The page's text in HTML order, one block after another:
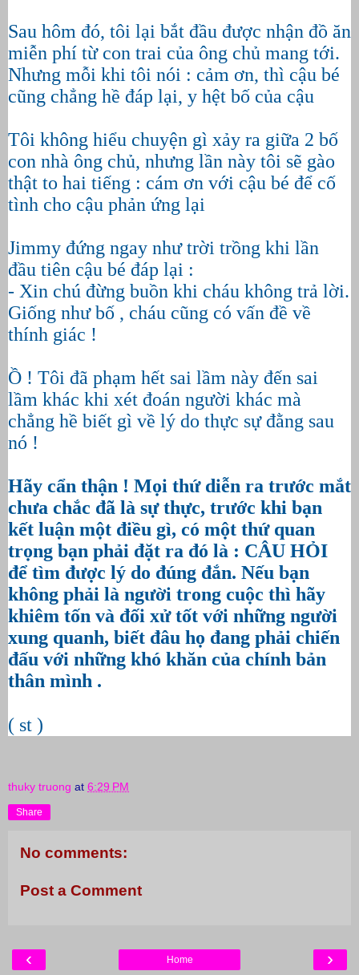
Sau hôm đó, tôi lại bắt đầu được nhận đồ ăn
miễn phí từ con trai của ông chủ mang tới.
Nhưng mỗi khi tôi nói : cảm ơn, thì cậu bé
cũng chẳng hề đáp lại, y hệt bố của cậu
Tôi không hiểu chuyện gì xảy ra giữa 2 bố
con nhà ông chủ, nhưng lần này tôi sẽ gào
thật to hai tiếng : cám ơn với cậu bé để cố
tình cho cậu phản ứng lại
Jimmy đứng ngay như trời trồng khi lần
đầu tiên cậu bé đáp lại :
- Xin chú đừng buồn khi cháu không trả lời.
Giống như bố , cháu cũng có vấn đề về
thính giác !
Ồ ! Tôi đã phạm hết sai lầm này đến sai
lầm khác khi xét đoán người khác mà
chẳng hề biết gì về lý do thực sự đằng sau
nó !
Hãy cẩn thận ! Mọi thứ diễn ra trước mắt
chưa chắc đã là sự thực, trước khi bạn
kết luận một điều gì, có một thứ quan
trọng bạn phải đặt ra đó là : CÂU HỎI
để tìm được lý do đúng đắn. Nếu bạn
không phải là người trong cuộc thì hãy
khiêm tốn và đối xử tốt với những người
xung quanh, biết đâu họ đang phải chiến
đấu với những khó khăn của chính bản
thân mình .
( st )
thuky truong at 6:29 PM
Share
No comments:
Post a Comment
‹ ›
Home